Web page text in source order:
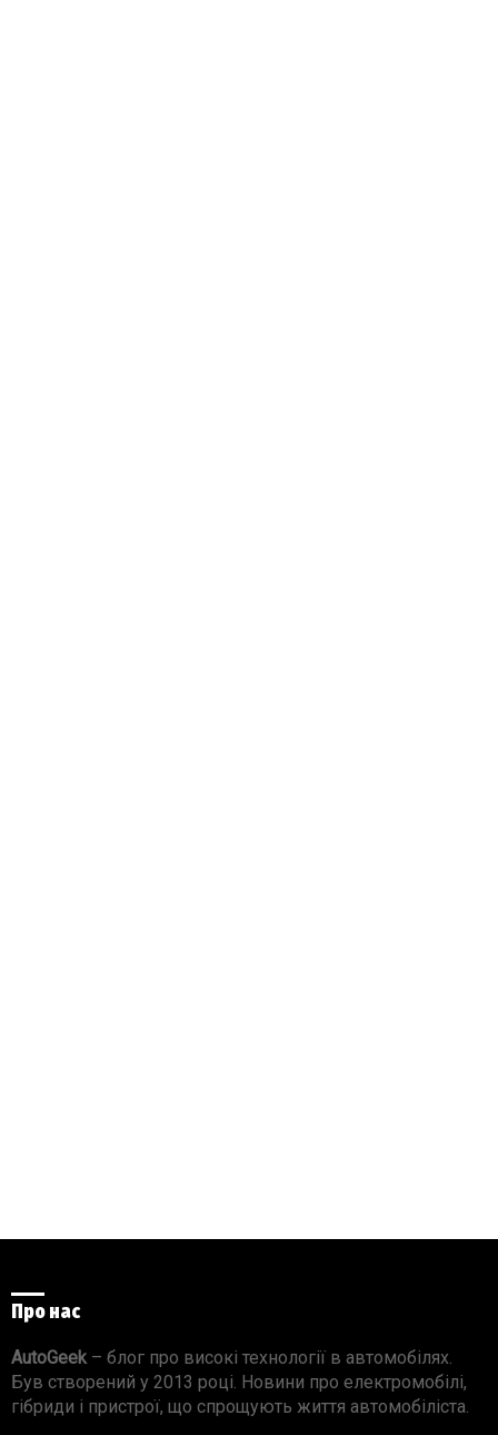
Про нас
AutoGeek– блог про високі технології в автомобілях.
Був створений у 2013 році. Новини про електромобілі,
гібриди і пристрої, що спрощують життя автомобіліста.